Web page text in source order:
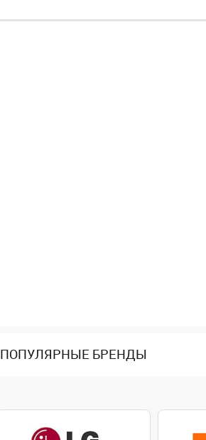
ПОПУЛЯРНЫЕ БРЕНДЫ